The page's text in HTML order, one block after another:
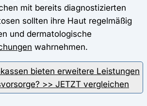
mit bereits diagnostizierten
sollten ihre Haut regelmäßig
und dermatologische
wahrnehmen.
bieten erweitere Leistungen
>> JETZT vergleichen